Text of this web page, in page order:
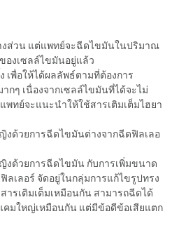
งส่วน แต่แพทย์จะฉีดไขมันในปริมาณ
องเซลล์ไขมันอยู่แล้ว
เพื่อให้ได้ผลลัพธ์ตามที่ต้องการ
กๆ เนื่องจากเซลล์ไขมันที่ได้จะไม่
ทย์จะแนะนำให้ใช้สารเติมเต็มไฮยา
งด้วยการฉีดไขมันต่างจากฉีดฟิลเลอ
งด้วยการฉีดไขมัน กับการเพิ่มขนาด
ลเลอร์ จัดอยู่ในกลุ่มการแก้ไขรูปทรง
ารเติมเต็มเหมือนกัน สามารถฉีดได้
มใหญ่เหมือนกัน แต่มีข้อดีข้อเสียแตก